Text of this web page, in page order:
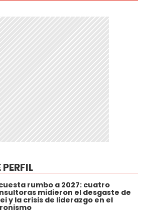
rumbo a 2027: cuatro
midieron el desgaste de
y la crisis de liderazgo en el